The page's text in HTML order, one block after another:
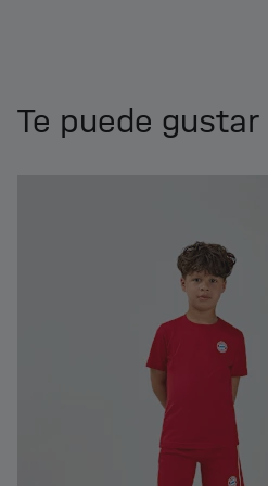
Te puede